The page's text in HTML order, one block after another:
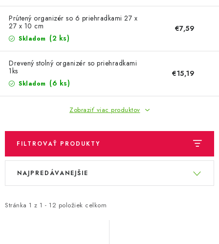
OBLEČENIE A MÓDA
TOTÁLNA LIKVIDÁCIA
CHOVATEĽSKÉ POTREBY
AUTO-MOTO
PRODUKTY HISTORICKE BEZ ZASOBY
Prútený organizér so 6 priehradkami 27 x
27 x 10 cm
Skladom (2 ks)
€7,59
Drevený stolný organizér so priehradkami
1ks
Skladom (6 ks)
€15,19
Zobraziť viac produktov
FILTROVAŤ PRODUKTY
V
i
Stránka 1 z 1 - 12 položiek celkom
R
e
NAJPREDÁVANEJŠIE